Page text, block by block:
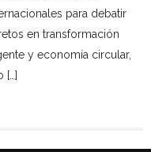
para debatir
en transformación
y economía circular,
[…]